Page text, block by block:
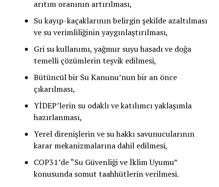
arıtım oranının artırılması,
Su kayıp-kaçaklarının belirgin şekilde azaltılması
ve su verimliliğinin yaygınlaştırılması,
Gri su kullanımı, yağmur suyu hasadı ve doğa
temelli çözümlerin teşvik edilmesi,
Bütüncül bir Su Kanunu’nun bir an önce
çıkarılması,
YİDEP’lerin su odaklı ve katılımcı yaklaşımla
hazırlanması,
Yerel direnişlerin ve su hakkı savunucularının
karar mekanizmalarına dahil edilmesi,
COP31’de “Su Güvenliği ve İklim Uyumu”
konusunda somut taahhütlerin verilmesi.